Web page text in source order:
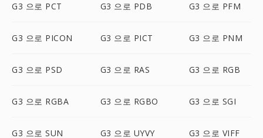
G3 으로 PCT G3 으로 PDB G3 으로 PFM
G3 으로 PICON G3 으로 PICT G3 으로 PNM
G3 으로 PSD G3 으로 RAS G3 으로 RGB
G3 으로 RGBA G3 으로 RGBO G3 으로 SGI
G3 으로 SUN G3 으로 UYVY G3 으로 VIFF